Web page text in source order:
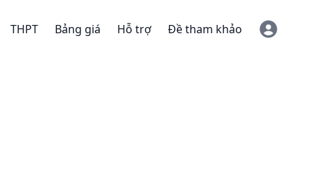
THPT Bảng giá Hỗ trợ Đề tham khảo